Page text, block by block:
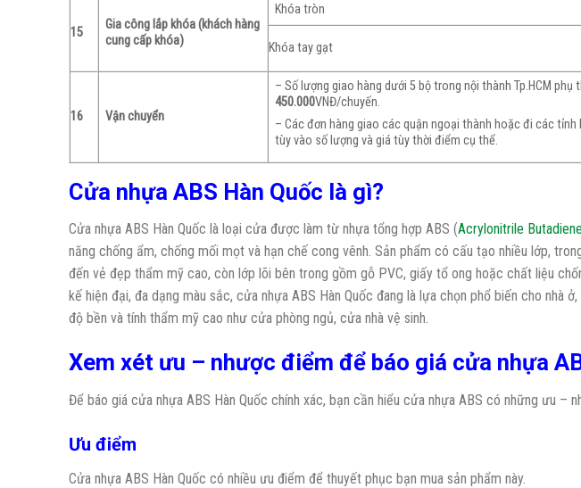
15
Gia công lắp khóa (khách hàng
cung cấp khóa)
Khóa tròn
Khóa tay gạt
16 Vận chuyển
– Số lượng giao hàng dưới 5 bộ trong nội thành Tp.HCM phụ
450.000VNĐ/chuyến.
– Các đơn hàng giao các quận ngoại thành hoặc đi các
tùy vào số lượng và giá tùy thời điểm cụ thể.
Cửa nhựa ABS Hàn Quốc là gì?
Cửa nhựa ABS Hàn Quốc là loại cửa được làm từ nhựa tổng hợp ABS (Acrylonitrile
năng chống ẩm, chống mối mọt và hạn chế cong vênh. Sản phẩm có cấu tạo nhiều lớp,
đến vẻ đẹp thẩm mỹ cao, còn lớp lõi bên trong gồm gỗ PVC, giấy tổ ong hoặc chất liệu
kế hiện đại, đa dạng màu sắc, cửa nhựa ABS Hàn Quốc đang là lựa chọn phổ biến cho nhà
độ bền và tính thẩm mỹ cao như cửa phòng ngủ, cửa nhà vệ sinh.
Xem xét ưu – nhược điểm để báo giá cửa nhựa
Để báo giá cửa nhựa ABS Hàn Quốc chính xác, bạn cần hiểu cửa nhựa ABS có những ưu –
Ưu điểm
Cửa nhựa ABS Hàn Quốc có nhiều ưu điểm để thuyết phục bạn mua sản phẩm này.